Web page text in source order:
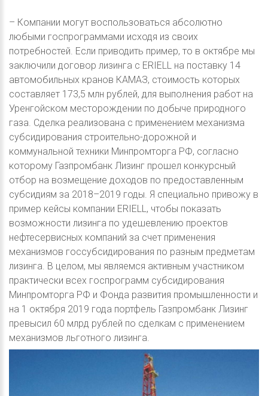
– Компании могут воспользоваться абсолютно
любыми госпрограммами исходя из своих
потребностей. Если приводить пример, то в октябре мы
заключили договор лизинга с ERIELL на поставку 14
автомобильных кранов КАМАЗ, стоимость которых
составляет 173,5 млн рублей, для выполнения работ на
Уренгойском месторождении по добыче природного
газа. Сделка реализована с применением механизма
субсидирования строительно-дорожной и
коммунальной техники Минпромторга РФ, согласно
которому Газпромбанк Лизинг прошел конкурсный
отбор на возмещение доходов по предоставленным
субсидиям за 2018–2019 годы. Я специально привожу в
пример кейсы компании ERIELL, чтобы показать
возможности лизинга по удешевлению проектов
нефтесервисных компаний за счет применения
механизмов госсубсидирования по разным предметам
лизинга. В целом, мы являемся активным участником
практически всех госпрограмм субсидирования
Минпромторга РФ и Фонда развития промышленности и
на 1 октября 2019 года портфель Газпромбанк Лизинг
превысил 60 млрд рублей по сделкам с применением
механизмов льготного лизинга.